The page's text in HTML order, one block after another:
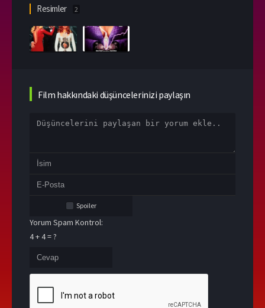
Resimler 2
Film hakkındaki düşüncelerinizi paylaşın
Spoiler
Yorum Spam Kontrol:
4 + 4 = ?